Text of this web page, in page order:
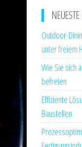
Outdoor-
unter freiem
Wie Sie sich
befreien
Effiziente
Baustellen